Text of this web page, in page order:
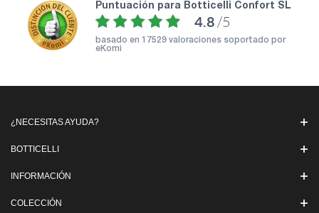
puntuación para Botticelli Confort SL
4.8 /5
basado en 17529 valoraciones soportado por
eKomi
¿NECESITAS AYUDA?
BOTTICELLI
INFORMACIÓN
COLECCIÓN